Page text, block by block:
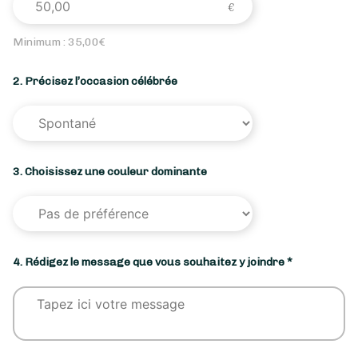
Minimum : 35,00€
2. Précisez l’occasion célébrée
3. Choisissez une couleur dominante
4. Rédigez le message que vous souhaitez y joindre *